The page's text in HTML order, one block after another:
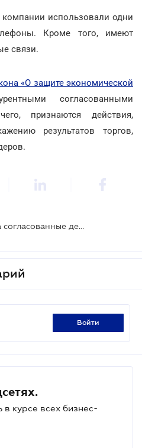
использовали одни
Кроме того, имеют
связи.
«О защите экономической
согласованными
признаются действия,
результатов торгов,
Оштрафованы компании за согласованные действия
войти
в курсе всех бизнес-